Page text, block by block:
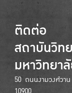
ติดต่อ
สถาบันวิท
มหาวิทยา
50 ถนนงามวงศ์วา